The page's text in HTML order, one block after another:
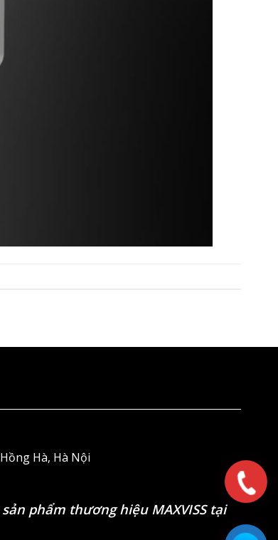
Hà, Hà Nội
phẩm thương hiệu MAXVISS tại